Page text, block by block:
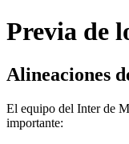
Previa de
Alineaciones
El equipo del Inter de
importante: